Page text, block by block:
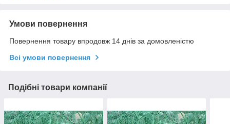
Умови повернення
Повернення товару впродовж 14 днів за домовленістю
Всі умови повернення
Подібні товари компанії